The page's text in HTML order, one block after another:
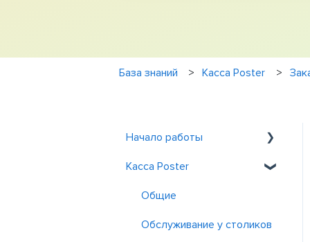
База знаний Касса Poster
Начало работы
Знакомство с Poster
Регистрация и вход
Касса Poster
Общие
Обслуживание у столиков